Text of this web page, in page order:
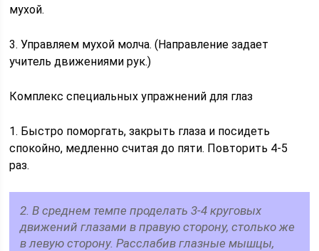
мухой.
3. Управляем мухой молча. (Направление задает
учитель движениями рук.)
Комплекс специальных упражнений для глаз
1. Быстро поморгать, закрыть глаза и посидеть
спокойно, медленно считая до пяти. Повторить 4-5
раз.
2. В среднем темпе проделать 3-4 круговых
движений глазами в правую сторону, столько же
в левую сторону. Расслабив глазные мышцы,